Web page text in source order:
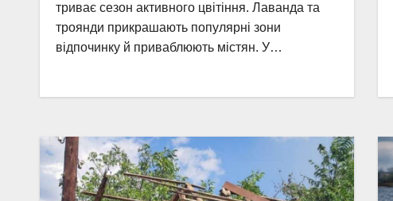
триває сезон активного цвітіння. Лаванда та
троянди прикрашають популярні зони
відпочинку й приваблюють містян. У…